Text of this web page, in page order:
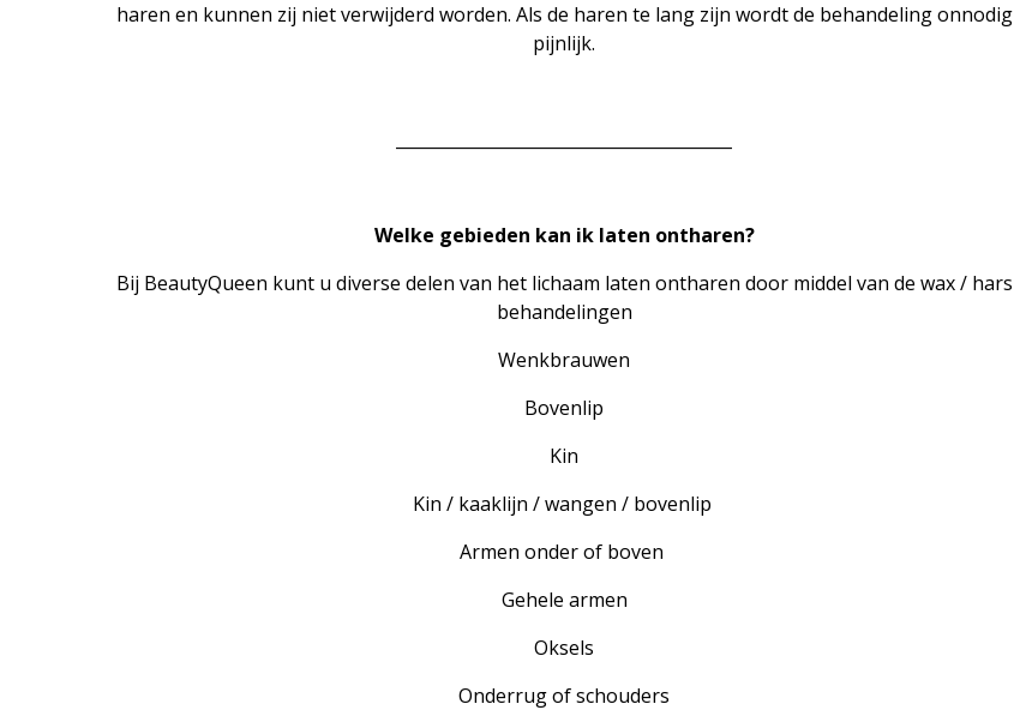
haren en kunnen zij niet verwijderd worden. Als de haren te lang zijn wordt de behandeling onnodig
pijnlijk.
Welke gebieden kan ik laten ontharen?
Bij BeautyQueen kunt u diverse delen van het lichaam laten ontharen door middel van de wax / hars
behandelingen
Wenkbrauwen
Bovenlip
Kin
Kin / kaaklijn / wangen / bovenlip
Armen onder of boven
Gehele armen
Oksels
Onderrug of schouders